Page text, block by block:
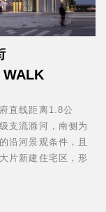
WALK
直线距离1.8公
支流滁河，南侧为
沿河景观条件，且
片新建住宅区，形